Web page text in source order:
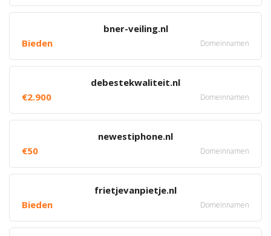
bner-veiling.nl
Bieden
Domeinnamen
debestekwaliteit.nl
€2.900
Domeinnamen
newestiphone.nl
€50
Domeinnamen
frietjevanpietje.nl
Bieden
Domeinnamen